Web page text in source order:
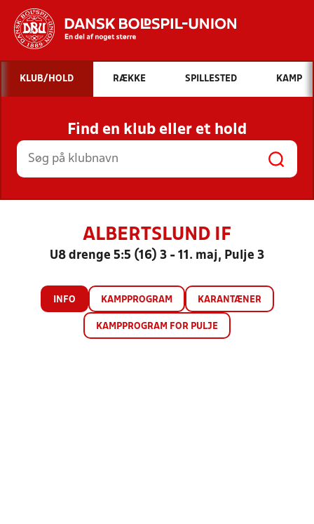
Hvad vil du søge efter?
INDHOLD OG NYHEDER
STILLINGER, RESULTATER, KLUBBER OG
HOLD
KLUB/HOLD RÆKKE SPILLESTED KAMP
Find en klub eller et hold
ALBERTSLUND IF
U8 drenge 5:5 (16) 3 - 11. maj, Pulje 3
INFO KAMPPROGRAM KARANTÆNER
KAMPPROGRAM FOR PULJE